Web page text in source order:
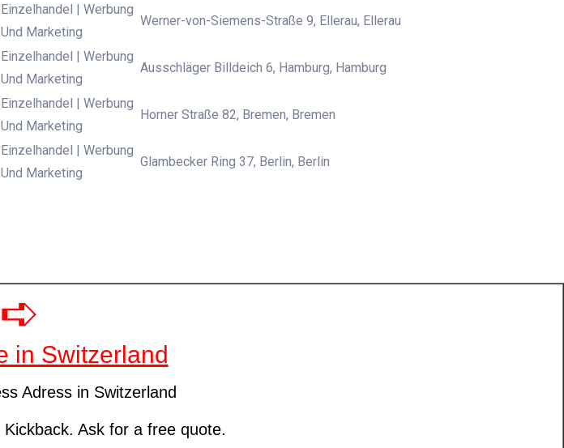
Einzelhandel | Werbung
Und Marketing
Werner-von-Siemens-Straße 9, Ellerau, Ellerau
Einzelhandel | Werbung
Und Marketing
Ausschläger Billdeich 6, Hamburg, Hamburg
Einzelhandel | Werbung
Und Marketing
Horner Straße 82, Bremen, Bremen
Einzelhandel | Werbung
Und Marketing
Glambecker Ring 37, Berlin, Berlin